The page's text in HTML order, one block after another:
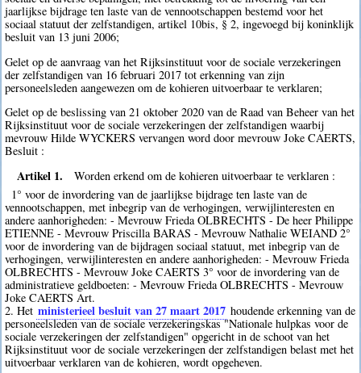
jaarlijkse bijdrage ten laste van de vennootschappen bestemd voor het
sociaal statuut der zelfstandigen, artikel 10bis, § 2, ingevoegd bij koninklijk
besluit van 13 juni 2006;
Gelet op de aanvraag van het Rijksinstituut voor de sociale verzekeringen
der zelfstandigen van 16 februari 2017 tot erkenning van zijn
personeelsleden aangewezen om de kohieren uitvoerbaar te verklaren;
Gelet op de beslissing van 21 oktober 2020 van de Raad van Beheer van het
Rijksinstituut voor de sociale verzekeringen der zelfstandigen waarbij
mevrouw Hilde WYCKERS vervangen word door mevrouw Joke CAERTS,
Besluit :
Artikel 1.
Worden erkend om de kohieren uitvoerbaar te verklaren :
1° voor de invordering van de jaarlijkse bijdrage ten laste van de
vennootschappen, met inbegrip van de verhogingen, verwijlinteresten en
andere aanhorigheden: - Mevrouw Frieda OLBRECHTS - De heer Philippe
ETIENNE - Mevrouw Priscilla BARAS - Mevrouw Nathalie WEIAND 2°
voor de invordering van de bijdragen sociaal statuut, met inbegrip van de
verhogingen, verwijlinteresten en andere aanhorigheden: - Mevrouw Frieda
OLBRECHTS - Mevrouw Joke CAERTS 3° voor de invordering van de
administratieve geldboeten: - Mevrouw Frieda OLBRECHTS - Mevrouw
Joke CAERTS Art.
2. Het ministerieel besluit van 27 maart 2017 houdende erkenning van de
personeelsleden van de sociale verzekeringskas "Nationale hulpkas voor de
sociale verzekeringen der zelfstandigen" opgericht in de schoot van het
Rijksinstituut voor de sociale verzekeringen der zelfstandigen belast met het
uitvoerbaar verklaren van de kohieren, wordt opgeheven.